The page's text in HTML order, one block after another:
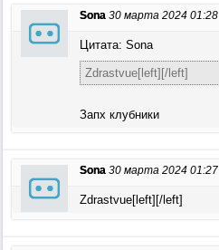
Sona 30 марта 2024 01:28
Цитата: Sona
Zdrastvue[left][/left]
Запх клубники
Sona 30 марта 2024 01:27
Zdrastvue[left][/left]